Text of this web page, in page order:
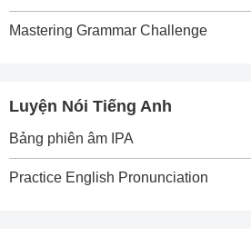
Mastering Grammar Challenge
Luyện Nói Tiếng Anh
Bảng phiên âm IPA
Practice English Pronunciation